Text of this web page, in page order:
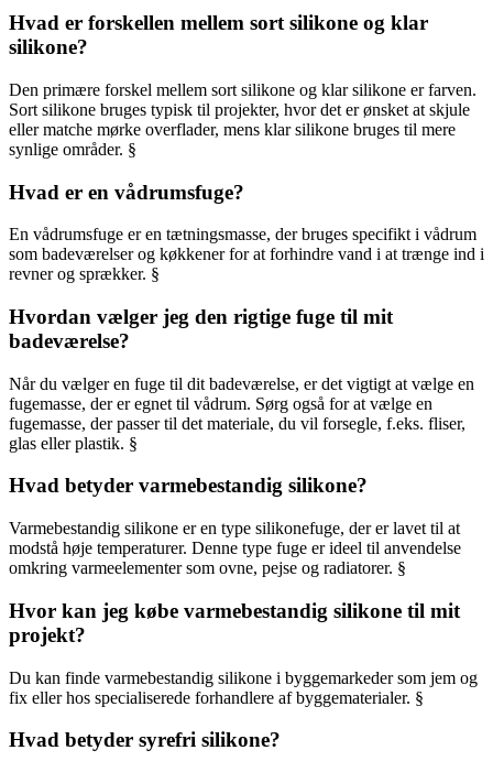
Hvad er forskellen mellem sort silikone og klar
silikone?
Den primære forskel mellem sort silikone og klar silikone er farven.
Sort silikone bruges typisk til projekter, hvor det er ønsket at skjule
eller matche mørke overflader, mens klar silikone bruges til mere
synlige områder. §
Hvad er en vådrumsfuge?
En vådrumsfuge er en tætningsmasse, der bruges specifikt i vådrum
som badeværelser og køkkener for at forhindre vand i at trænge ind i
revner og sprækker. §
Hvordan vælger jeg den rigtige fuge til mit
badeværelse?
Når du vælger en fuge til dit badeværelse, er det vigtigt at vælge en
fugemasse, der er egnet til vådrum. Sørg også for at vælge en
fugemasse, der passer til det materiale, du vil forsegle, f.eks. fliser,
glas eller plastik. §
Hvad betyder varmebestandig silikone?
Varmebestandig silikone er en type silikonefuge, der er lavet til at
modstå høje temperaturer. Denne type fuge er ideel til anvendelse
omkring varmeelementer som ovne, pejse og radiatorer. §
Hvor kan jeg købe varmebestandig silikone til mit
projekt?
Du kan finde varmebestandig silikone i byggemarkeder som jem og
fix eller hos specialiserede forhandlere af byggematerialer. §
Hvad betyder syrefri silikone?